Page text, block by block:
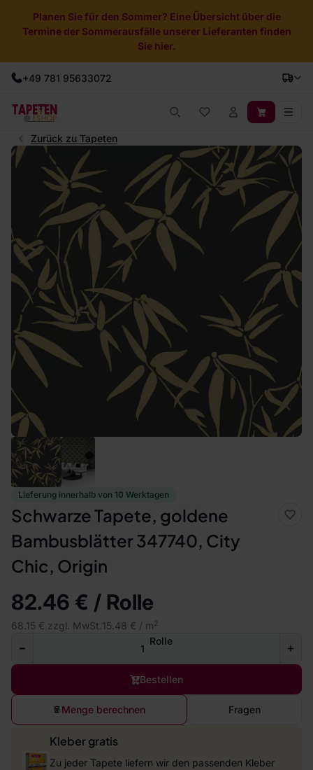
Planen Sie für den Sommer? Eine Übersicht über die
Termine der Sommerausfälle unserer Lieferanten finden
Sie hier.
+49 781 95633072
Zurück zu Tapeten
Lieferung innerhalb von 10 Werktagen
Schwarze Tapete, goldene
Bambusblätter 347740, City
Chic, Origin
82.46 € / Rolle
68.15 € zzgl. MwSt. 15.48 € / m2
Rolle
Bestellen
Menge berechnen Fragen
Kleber gratis
Zu jeder Tapete liefern wir den passenden Kleber